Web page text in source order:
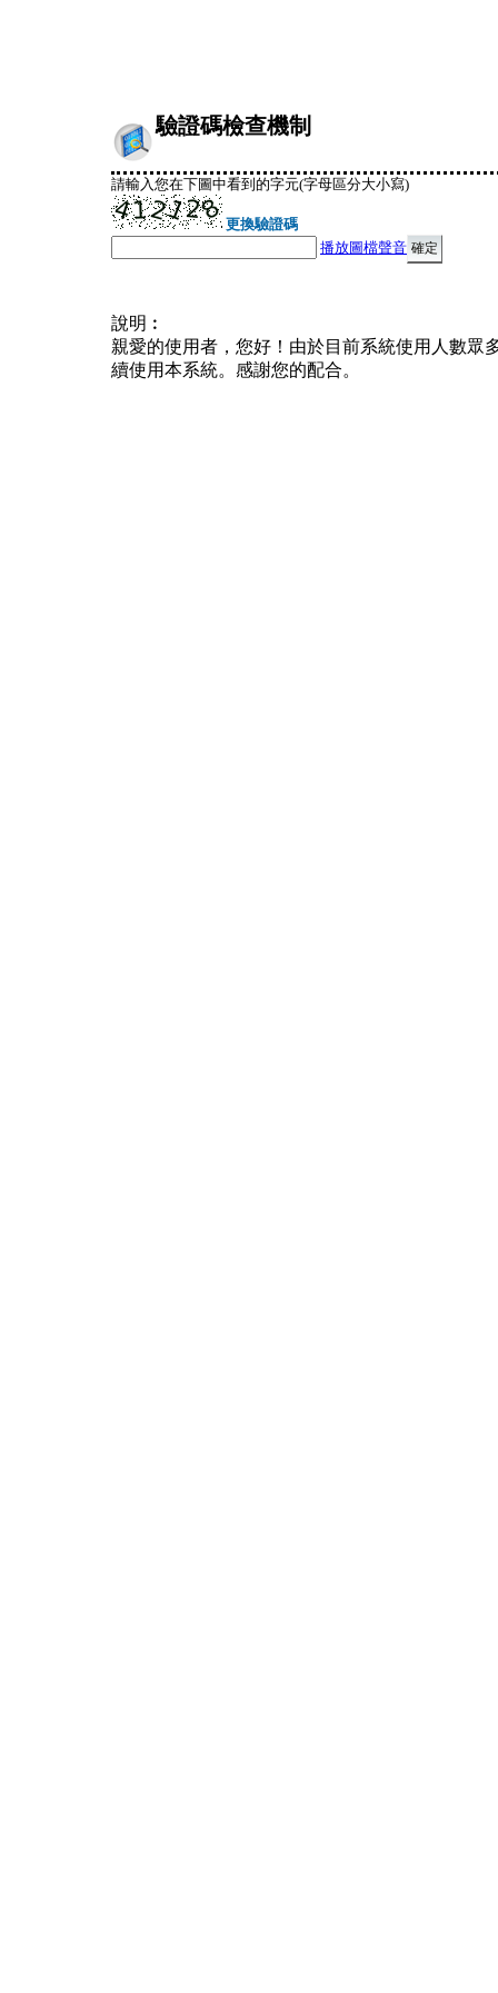
驗證碼檢查機制
請輸入您在下圖中看到的字元(字母區分大小寫)
更換驗證碼
播放圖檔聲音
說明︰
親愛的使用者，您好！由於目前系統使用人數眾
續使用本系統。感謝您的配合。